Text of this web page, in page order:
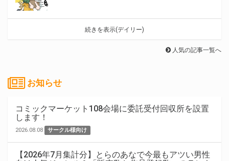
続きを表示(デイリー)
人気の記事一覧へ
お知らせ
コミックマーケット108会場に委託受付回収所を設置
します！
2026.08.08 サークル様向け
【2026年7月集計分】とらのあなで今最もアツい男性